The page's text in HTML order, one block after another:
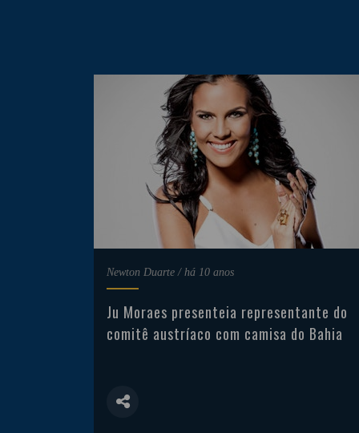
Newton Duarte / há 10 anos
Ju Moraes presenteia representante do
comitê austríaco com camisa do Bahia